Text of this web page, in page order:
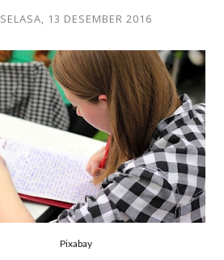
SELASA, 13 DESEMBER 2016
Pixabay